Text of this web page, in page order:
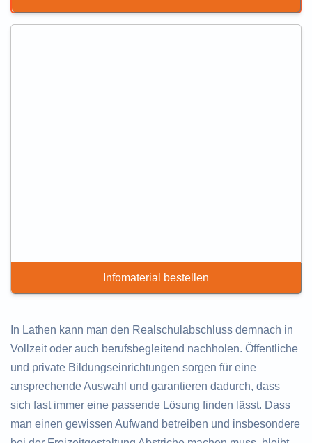
Infomaterial bestellen
In Lathen kann man den Realschulabschluss demnach in
Vollzeit oder auch berufsbegleitend nachholen. Öffentliche
und private Bildungseinrichtungen sorgen für eine
ansprechende Auswahl und garantieren dadurch, dass
sich fast immer eine passende Lösung finden lässt. Dass
man einen gewissen Aufwand betreiben und insbesondere